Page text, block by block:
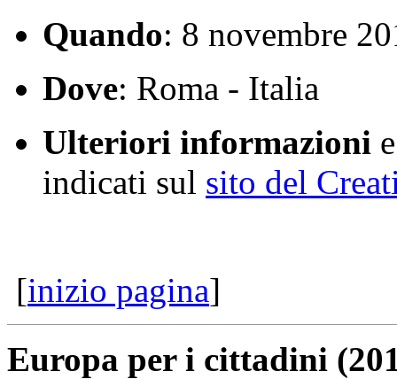
Quando: 8 novembre
Dove: Roma - Italia
Ulteriori informazioni
indicati sul sito del
[inizio pagina]
Europa per i cittadini